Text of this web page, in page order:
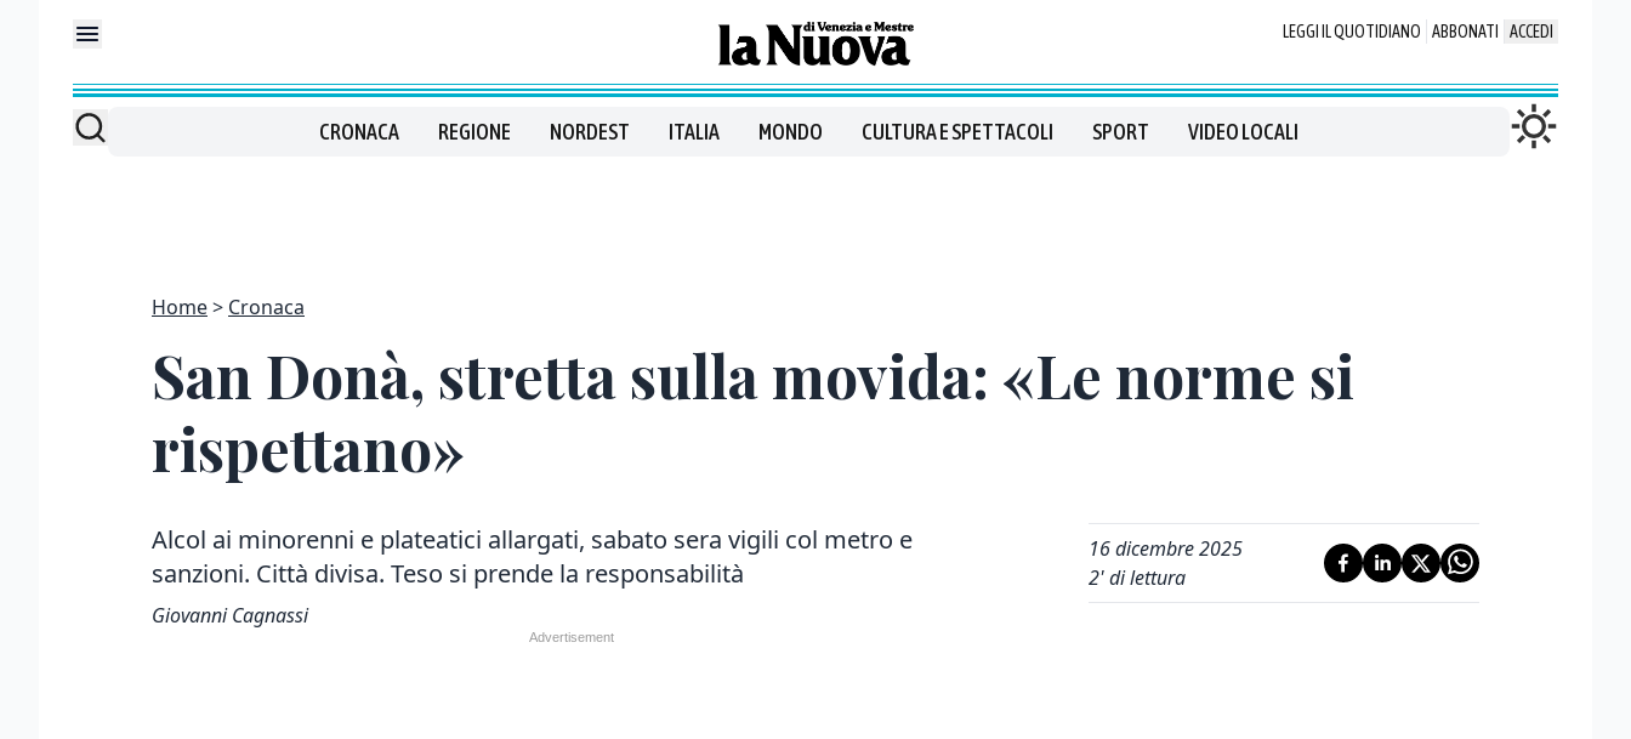
LEGGI IL QUOTIDIANO ABBONATI ACCEDI
CRONACA REGIONE NORDEST ITALIA MONDO CULTURA E SPETTACOLI SPORT VIDEO LOCALI
Home Cronaca
San Donà, stretta sulla movida: «Le norme si
rispettano»
Alcol ai minorenni e plateatici allargati, sabato sera vigili col metro e
sanzioni. Città divisa. Teso si prende la responsabilità
Giovanni Cagnassi
16 dicembre 2025
2' di lettura